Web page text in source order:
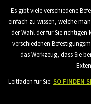
Es gibt viele verschiedene
einfach zu wissen, welche
der Wahl der für Sie
verschiedenen
das Werkzeug, dass Sie
Leitfaden für Sie: SO FINDEN